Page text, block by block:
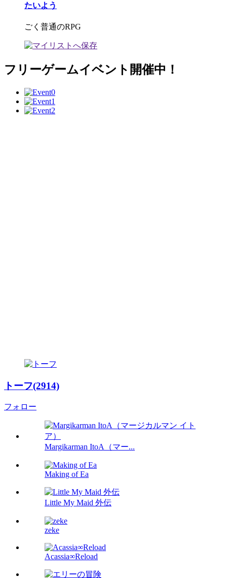
たいよう
ごく普通のRPG
フリーゲームイベント開催中！
トーフ(2914)
フォロー
Margikarman ItoA（マー...
Making of Ea
Little My Maid 外伝
zeke
Acassia∞Reload